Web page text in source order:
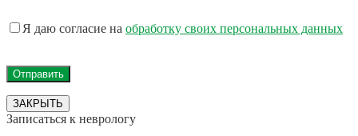
Я даю согласие на обработку своих персональных данных
ЗАКРЫТЬ
Записаться к неврологу